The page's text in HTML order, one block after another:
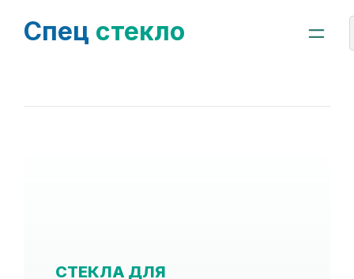
Спец стекло
СТЕКЛА ДЛЯ